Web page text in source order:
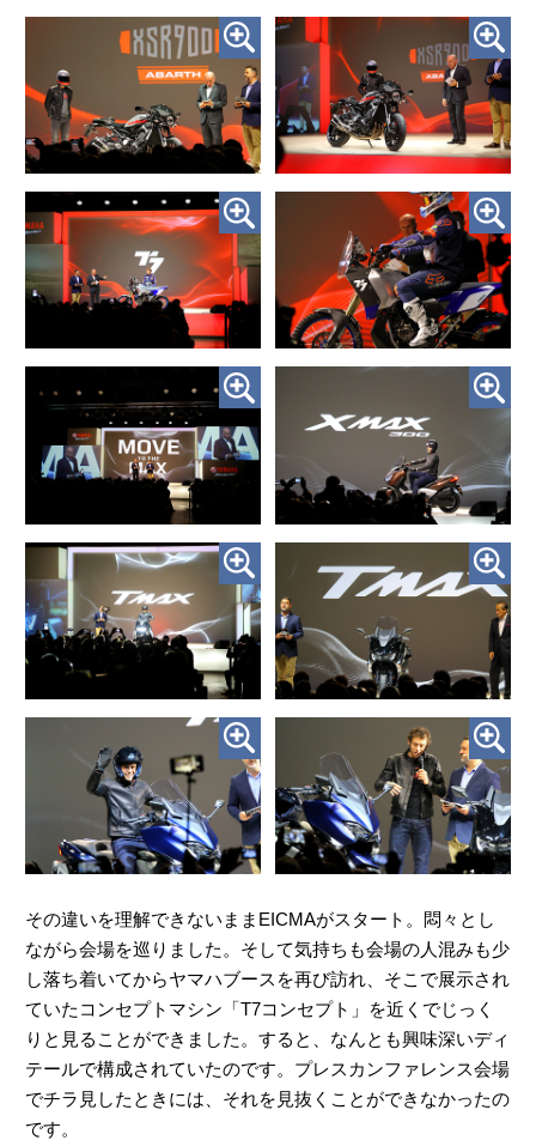
その違いを理解できないままEICMAがスタート。悶々とし
ながら会場を巡りました。そして気持ちも会場の人混みも少
し落ち着いてからヤマハブースを再び訪れ、そこで展示され
ていたコンセプトマシン「T7コンセプト」を近くでじっく
りと見ることができました。すると、なんとも興味深いディ
テールで構成されていたのです。プレスカンファレンス会場
でチラ見したときには、それを見抜くことができなかったの
です。